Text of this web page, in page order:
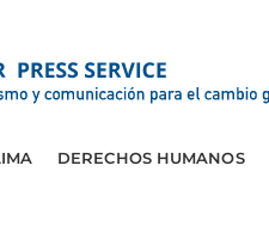
DERECHOS HUMANOS